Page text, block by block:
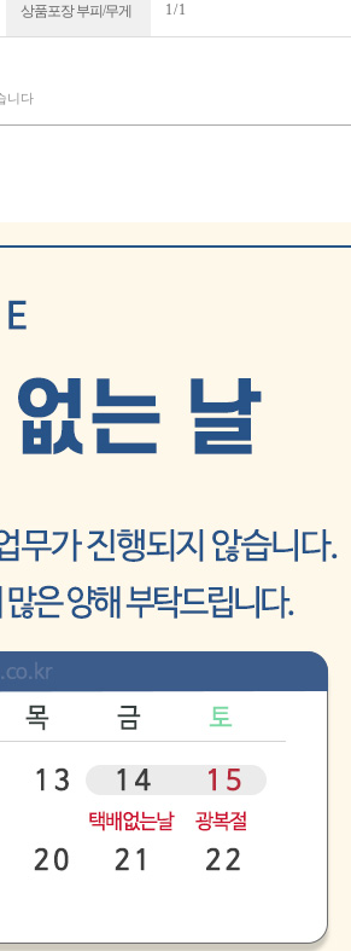
상품포장 부피/무게 1 / 1
니다